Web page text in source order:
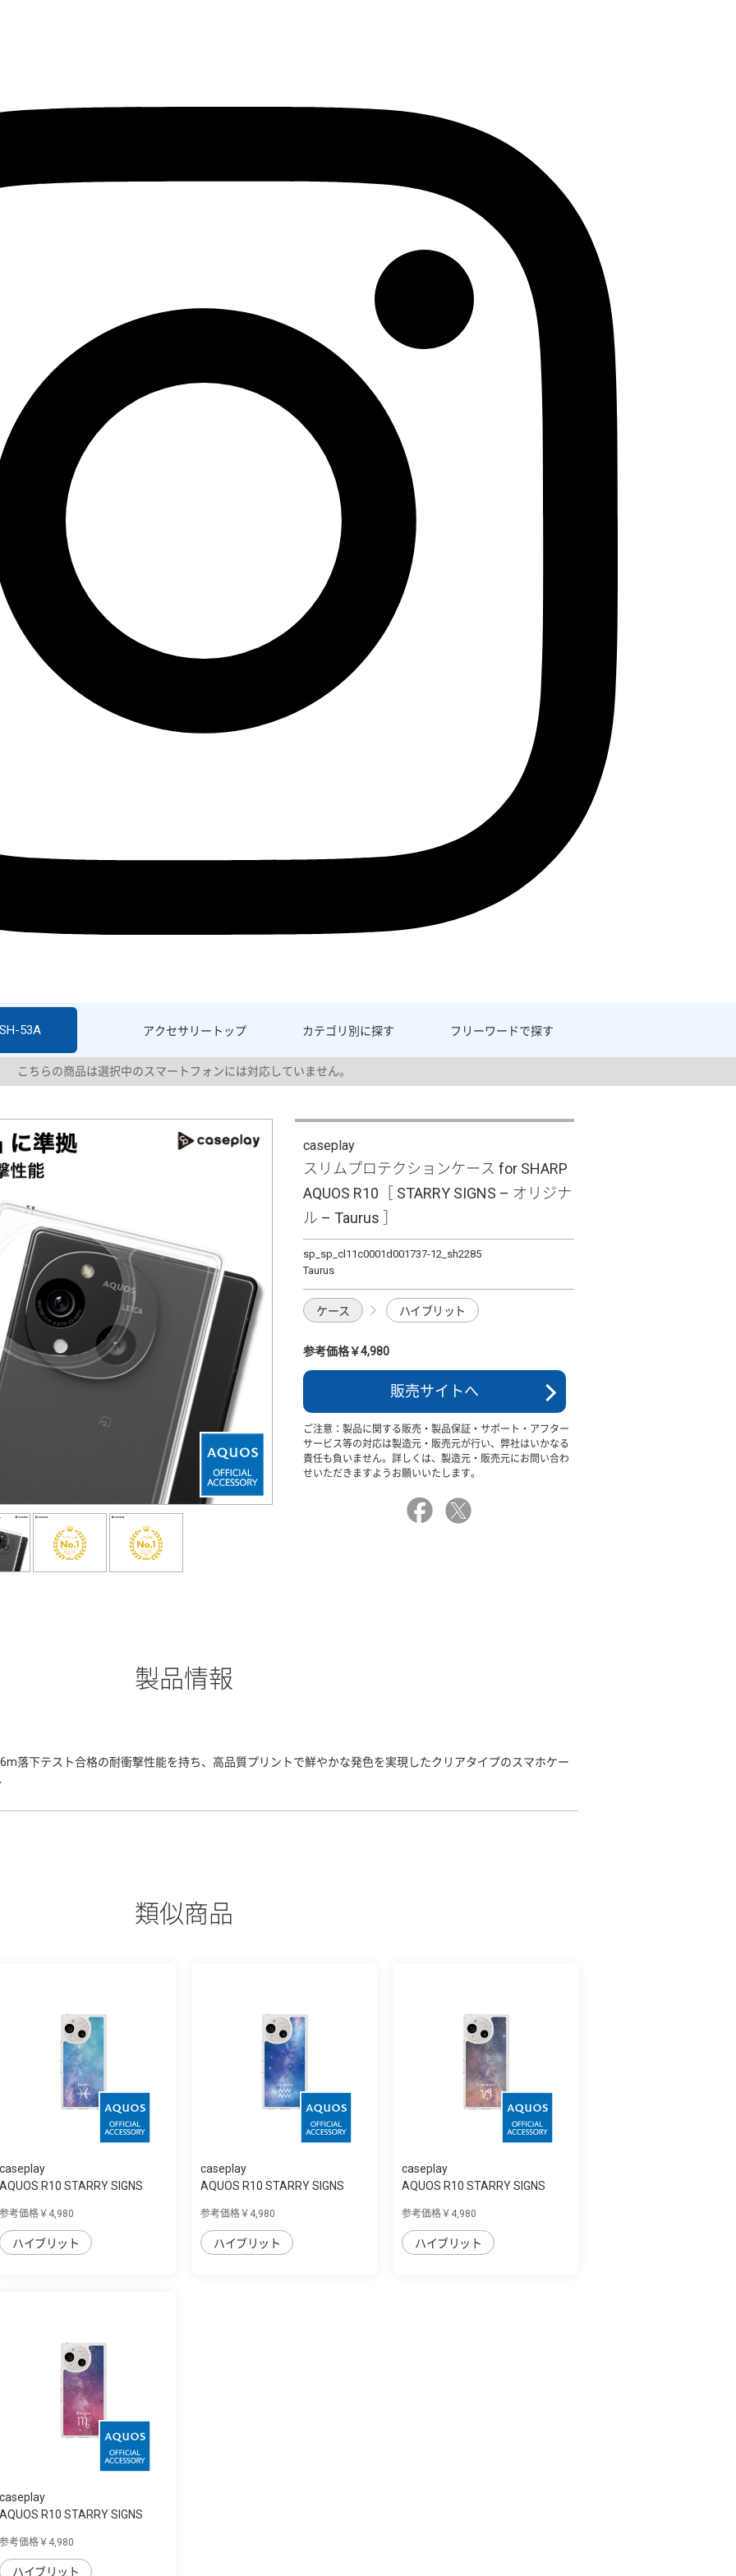
アクセサリー トップ カテゴリ別に探す フリーワードで探す
53A
こちらの商品は選択中のスマートフォンには対応していません。
caseplay
スリムプロテクションケース for SHARP
AQUOS R10［ STARRY SIGNS – オリジナ
ル – Taurus ］
sp_sp_cl11c0001d001737-12_sh2285
Taurus
ケース ハイブリット
参考価格￥4,980
販売サイトへ
ご注意：製品に関する販売・製品保証・サポート・アフター
サービス等の対応は製造元・販売元が行い、弊社はいかなる
責任も負いません。詳しくは、製造元・販売元にお問い合わ
せいただきますようお願いいたします。
製品情報
落下テスト合格の耐衝撃性能を持ち、高品質プリントで鮮やかな発色を実現したクリアタイプのスマホケー
類似商品
caseplay
AQUOS R10 STARRY SIGNS
参考価格￥4,980
ハイブリット
caseplay
AQUOS R10 STARRY SIGNS
参考価格￥4,980
ハイブリット
caseplay
AQUOS R10 STARRY SIGNS
参考価格￥4,980
ハイブリット
caseplay
AQUOS R10 STARRY SIGNS
参考価格￥4,980
ハイブリット